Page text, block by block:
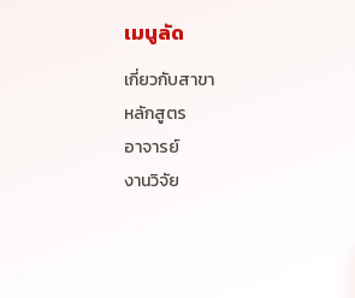
เมนูลัด
เกี่ยวกับสาขา
หลักสูตร
อาจารย์
งานวิจัย